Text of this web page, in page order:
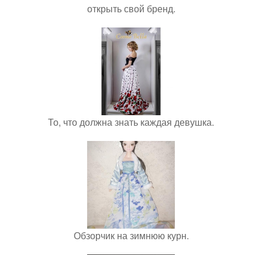
открыть свой бренд.
То, что должна знать каждая девушка.
Обзорчик на зимнюю курн.